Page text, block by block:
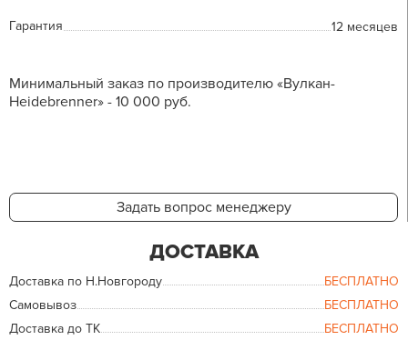
Гарантия 12 месяцев
Минимальный заказ по производителю «Вулкан-
Heidebrenner» - 10 000 руб.
Задать вопрос менеджеру
ДОСТАВКА
Доставка по Н.Новгороду
БЕСПЛАТНО
Самовывоз
БЕСПЛАТНО
Доставка до ТК
БЕСПЛАТНО